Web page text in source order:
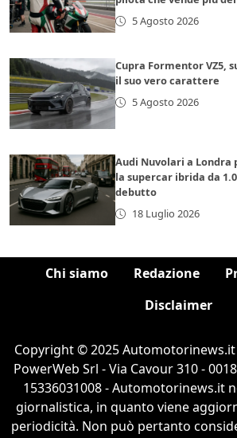
5 Agosto 2026
Cupra Formentor VZ5,
il suo vero carattere
5 Agosto 2026
Audi Nuvolari a Londra
la supercar ibrida da
debutto
18 Luglio 2026
Chi siamo Redazione
Disclaimer
Copyright © 2025
PowerWeb Srl - Via Cavour 310 -
15336031008 - Automotorinews.it
giornalistica, in quanto viene
periodicità. Non può pertanto